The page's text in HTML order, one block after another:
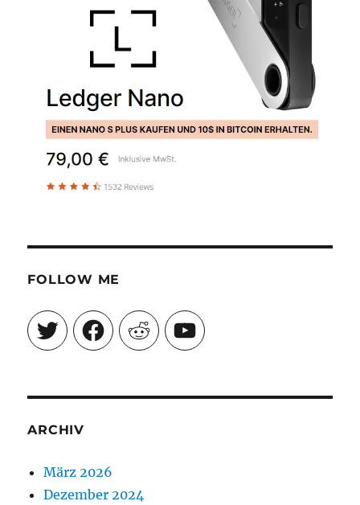
FOLLOW ME
Twitter FacebookReddit YouTube
ARCHIV
März 2026
Dezember 2024